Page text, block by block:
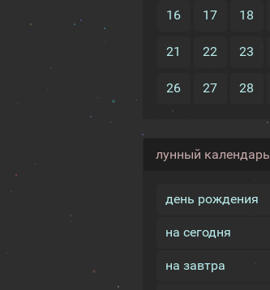
16 17 18
21 22 23
26 27 28
лунный календарь
день рождения
на сегодня
на завтра